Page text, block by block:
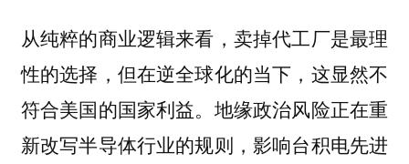
从纯粹的商业逻辑来看，卖掉代工厂是最理
性的选择，但在逆全球化的当下，这显然不
符合美国的国家利益。地缘政治风险正在重
新改写半导体行业的规则，影响台积电先进